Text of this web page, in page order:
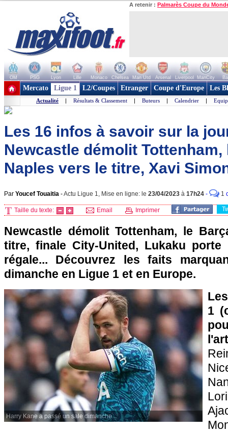
A retenir : Palmarès Coupe du
OM PSG Lyon Lille Monaco Chelsea Man Utd Arsenal Liverpool ManCity
+ de clubs
Mercato Ligue 1 L2/Coupes Etranger Coupe d'Europe Les
Actualité | Résultats & Classement | Buteurs | Calendrier |
Les 16 infos à savoir sur la
Newcastle démolit Tottenham,
Naples vers le titre, Xavi
Par Youcef Touaitia -Actu Ligue 1, Mise en ligne: le 23/04/2023 à 17h24 - 1
Taille du texte: Email Imprimer
Newcastle démolit Tottenham, le
titre, finale City-United, Lukaku porte
régale... Découvrez les faits
dimanche en Ligue 1 et en Europe.
Harry Kane a passé un sale dimanche...
1